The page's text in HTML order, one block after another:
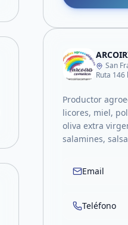
San
Ruta 146
Productor
licores, miel,
oliva extra
salamines,
Email
Teléfono